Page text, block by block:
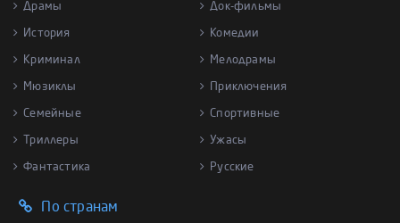
Драмы Док-фильмы
История Комедии
Криминал Мелодрамы
Мюзиклы Приключения
Семейные Спортивные
Триллеры Ужасы
Фантастика Русские
По странам